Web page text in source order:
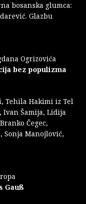
bosanska glumca:
Glazbu
Ogrizovića
bez populizma
Tehila Hakimi iz Tel
Ivan Šamija, Lidija
Čegec,
Sonja Manojlović,
Gauß